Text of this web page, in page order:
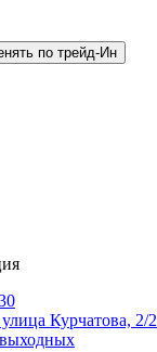
по трейд-Ин
Курчатова, 2/2